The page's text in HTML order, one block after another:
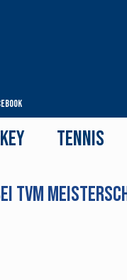
Tennis
TVM